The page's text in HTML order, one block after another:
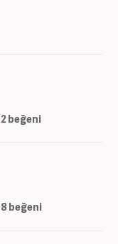
2beğeni
8beğeni